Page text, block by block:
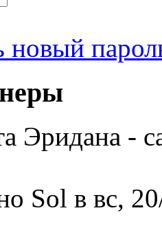
новый
Эридана -
Sol в вс,